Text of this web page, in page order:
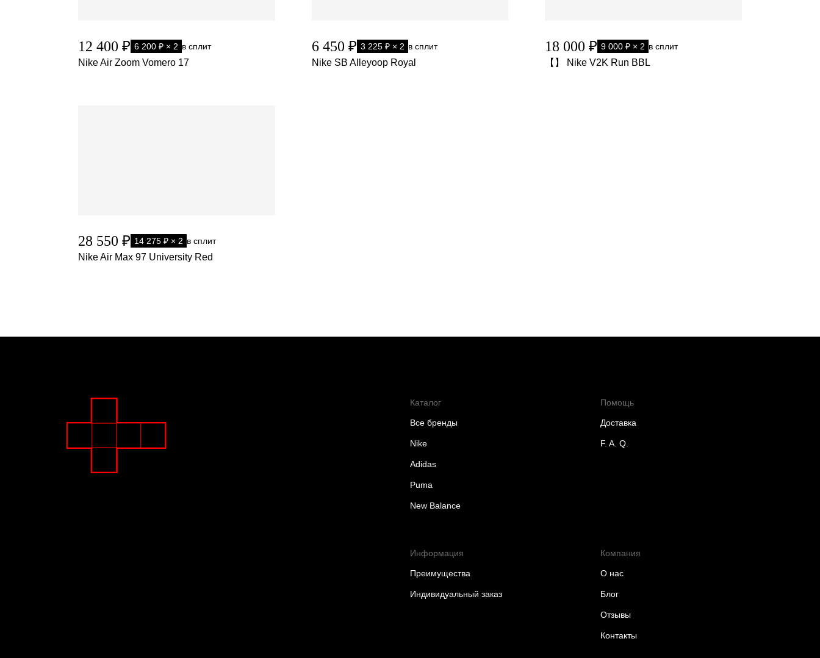
12 400 ₽ 6 200 ₽ × 2 в сплит
Nike Air Zoom Vomero 17
6 450 ₽ 3 225 ₽ × 2 в сплит
Nike SB Alleyoop Royal
18 000 ₽ 9 000 ₽ × 2 в сплит
【】 Nike V2K Run BBL
28 550 ₽ 14 275 ₽ × 2 в сплит
Nike Air Max 97 University Red
Каталог
Все бренды
Nike
Adidas
Puma
New Balance
Помощь
Доставка
F. A. Q.
Информация
Преимущества
Индивидуальный заказ
Компания
О нас
Блог
Отзывы
Контакты